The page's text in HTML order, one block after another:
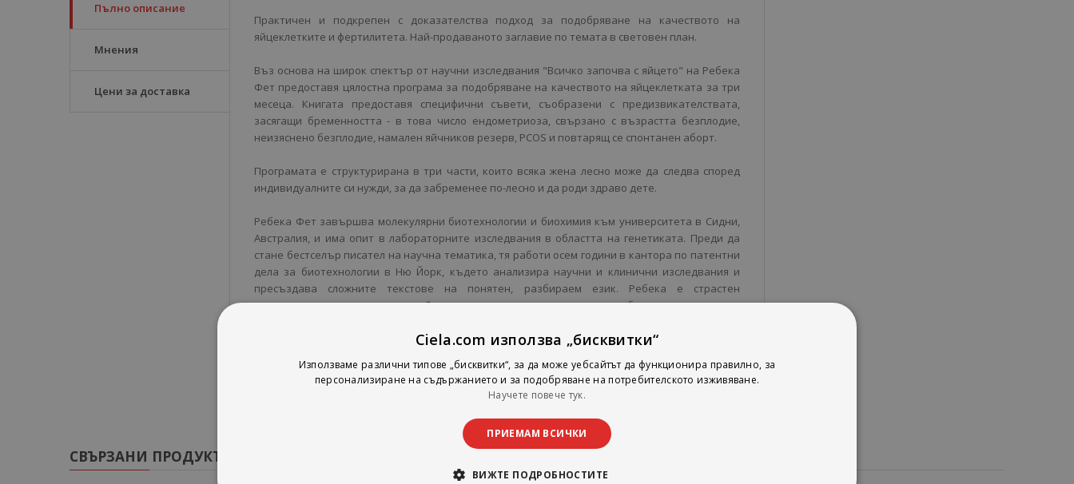
Пълно описание
Мнения
Цени за доставка
Практичен и подкрепен с доказателства подход за подобряване на качеството на
яйцеклетките и фертилитета. Най-продаваното заглавие по темата в световен план.
Въз основа на широк спектър от научни изследвания "Всичко започва с яйцето" на Ребека
Фет предоставя цялостна програма за подобряване на качеството на яйцеклетката за три
месеца. Книгата предоставя специфични съвети, съобразени с предизвикателствата,
засягащи бременността - в това число ендометриоза, свързано с възрастта безплодие,
неизяснено безплодие, намален яйчников резерв, PCOS и повтарящ се спонтанен аборт.
Програмата е структурирана в три части, които всяка жена лесно може да следва според
индивидуалните си нужди, за да забременее по-лесно и да роди здраво дете.
Ребека Фет завършва молекулярни биотехнологии и биохимия към университета в Сидни,
Австралия, и има опит в лабораторните изследвания в областта на генетиката. Преди да
стане бестселър писател на научна тематика, тя работи осем години в кантора по патентни
дела за биотехнологии в Ню Йорк, където анализира научни и клинични изследвания и
пресъздава сложните текстове на понятен, разбираем език. Ребека е страстен
привърженик на идеята, че най-новите достижения на науката трябва да достигнат до
СВЪРЗАНИ ПРОДУКТИ
Ciela.com използва „бисквитки“
Използваме различни типове „бисквитки“, за да може уебсайтът да функционира правилно, за
персонализиране на съдържанието и за подобряване на потребителското изживяване.
Научете повече тук.
ПРИЕМАМ ВСИЧКИ
ВИЖТЕ ПОДРОБНОСТИТЕ